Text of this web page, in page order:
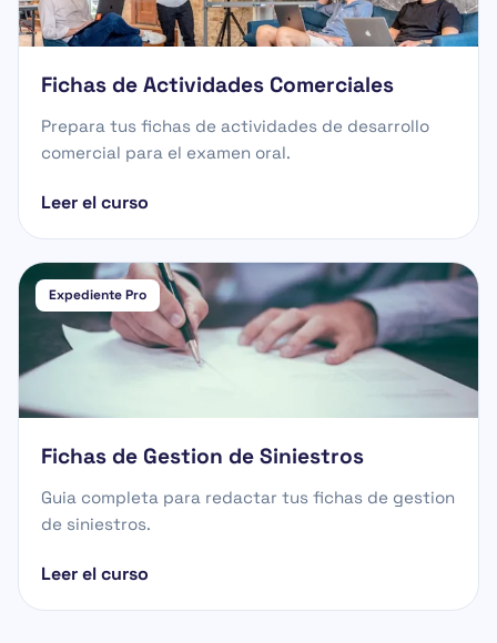
Fichas de Actividades Comerciales
Prepara tus fichas de actividades de desarrollo
comercial para el examen oral.
Leer el curso
Expediente Pro
Fichas de Gestion de Siniestros
Guia completa para redactar tus fichas de gestion
de siniestros.
Leer el curso